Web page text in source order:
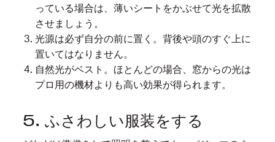
っている場合は、薄いシートをかぶせて光を拡散
させましょう。
光源は必ず自分の前に置く。背後や頭のすぐ上に
置いてはなりません。
自然光がベスト。ほとんどの場合、窓からの光は
プロ用の機材よりも高い効果が得られます。
5. ふさわしい服装をする